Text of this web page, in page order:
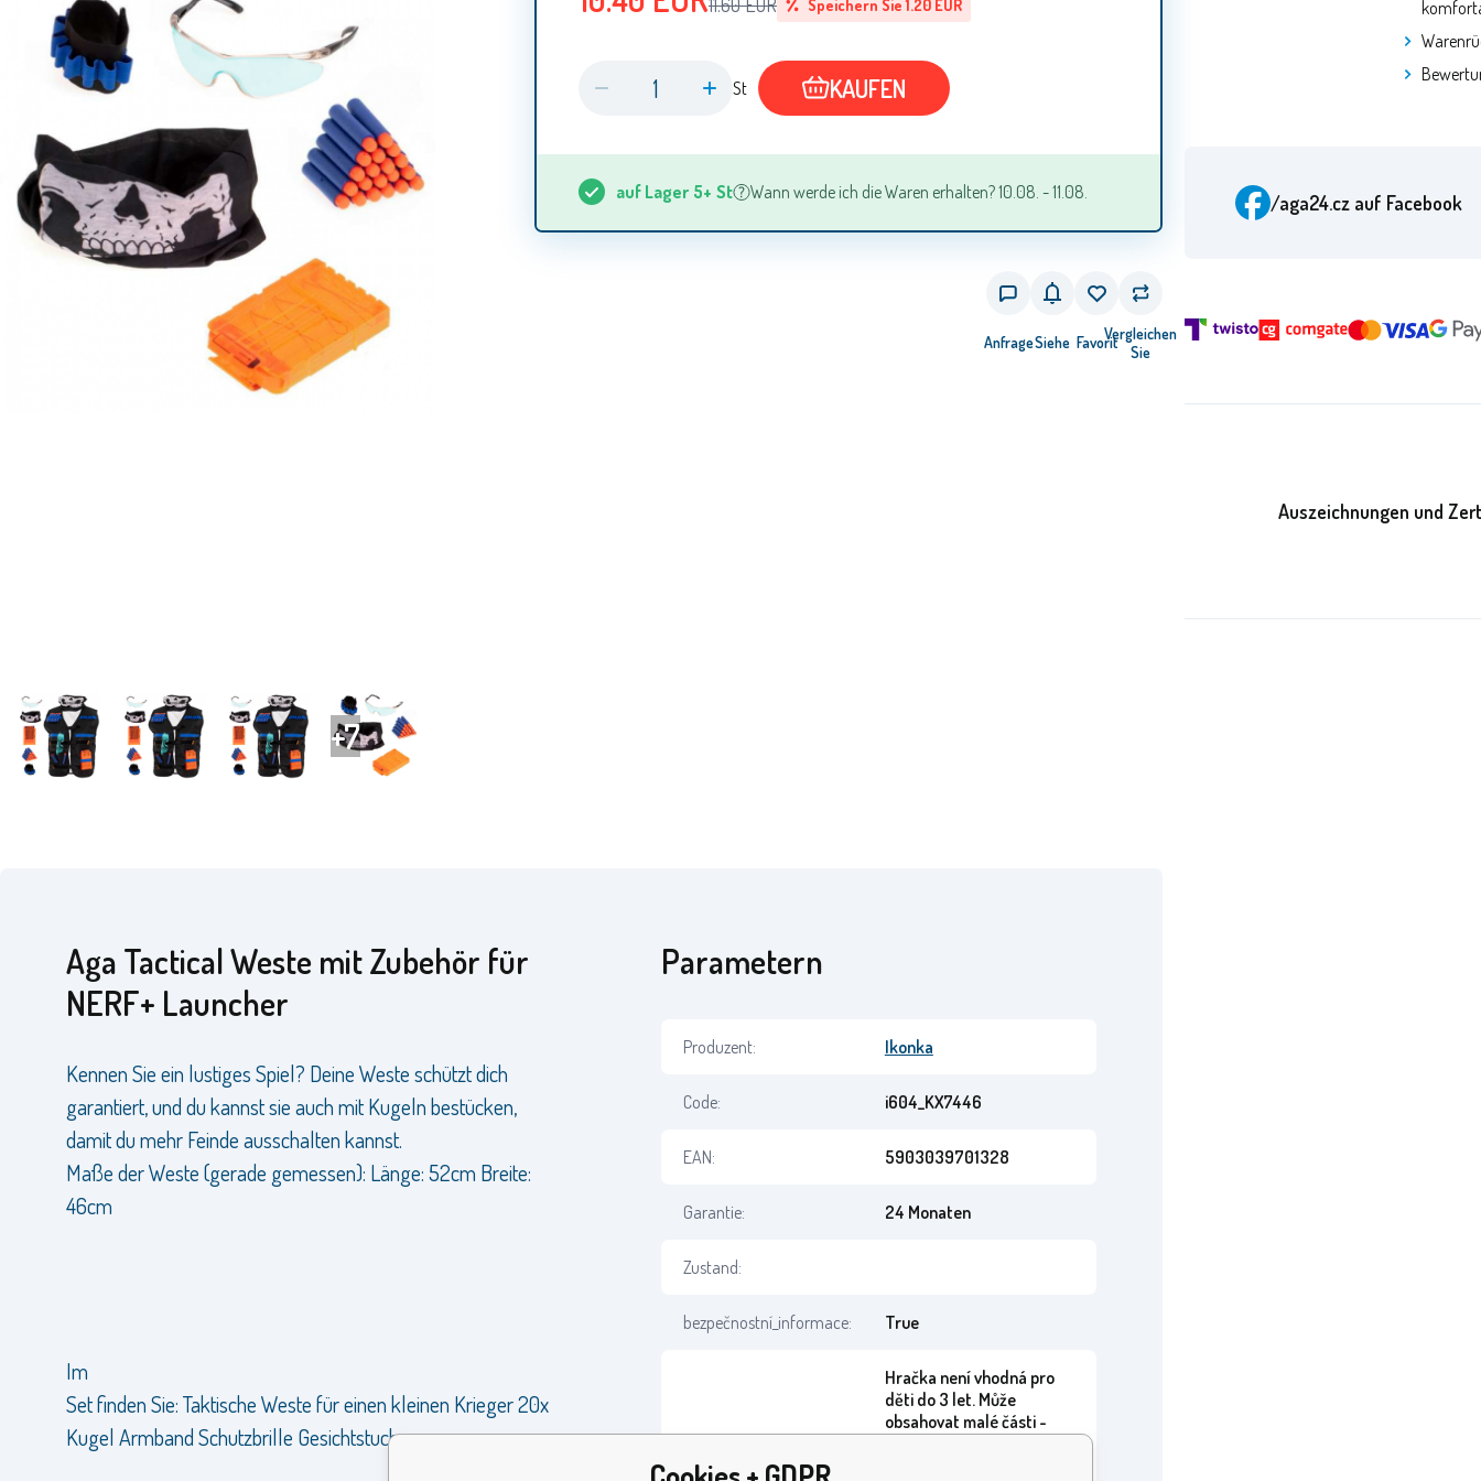
Speichern Sie 1.20 EUR
St KAUFEN
auf Lager 5+ St Wann werde ich die Waren erhalten? 10.08. - 11.08.
AnfrageSiehe FavoritVergleichen
Sie
Aga Tactical Weste mit Zubehör für
NERF+ Launcher
Kennen Sie ein lustiges Spiel? Deine Weste schützt dich
garantiert, und du kannst sie auch mit Kugeln bestücken,
damit du mehr Feinde ausschalten kannst.
Maße der Weste (gerade gemessen): Länge: 52cm Breite:
46cm
Im
Set finden Sie: Taktische Weste für einen kleinen Krieger 20x
Kugel Armband Schutzbrille Gesichtstuch
Parametern
Produzent: Ikonka
Code: i604_KX7446
EAN: 5903039701328
Garantie: 24 Monaten
Zustand:
bezpečnostní_informace: True
Hračka není vhodná pro
děti do 3 let. Může
obsahovat malé části -
/aga24.cz auf Facebook
Auszeichnungen und